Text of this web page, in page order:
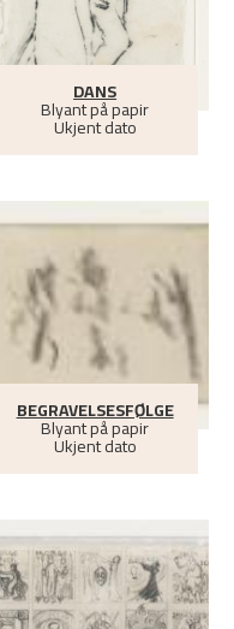
DANS
Blyant på papir
Ukjent dato
BEGRAVELSESFØLGE
Blyant på papir
Ukjent dato